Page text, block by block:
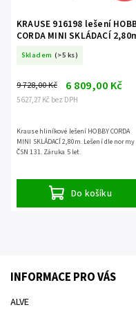
KRAUSE 916198 lešení
CORDA MINI SKLÁDACÍ
Skladem (>5 ks)
5 627,27 Kč bez DPH
9 728,00 Kč 6 809,00 Kč
Do košíku
Krause hliníkové lešení HOBBY CORDA
MINI SKLÁDACÍ 2,80m. Lešení dle normy
ČSN 131. Záruka 5 let.
INFORMACE PRO VÁS
ALVE